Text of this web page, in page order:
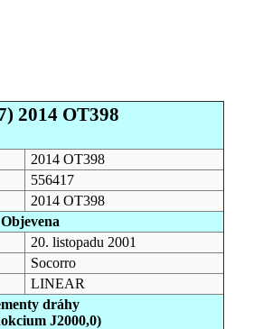
2014 OT398
2014 OT398
556417
2014 OT398
Objevena
20. listopadu 2001
Socorro
LINEAR
dráhy
J2000,0)